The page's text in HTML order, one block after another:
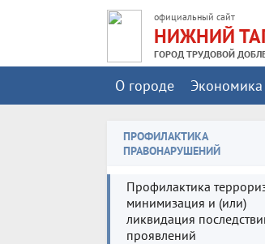
официальный сайт
НИЖНИЙ
ГОРОД ТРУДОВОЙ
О городе Экономика
ПРОФИЛАКТИКА
ПРАВОНАРУШЕНИЙ
Профилактика
минимизация и (или)
ликвидация
проявлений